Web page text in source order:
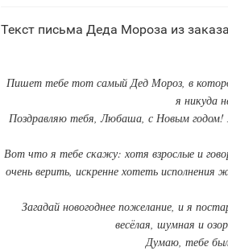
Текст письма Деда Мороза из
Пишет тебе тот самый Дед Мороз, в
я никуда
Поздравляю тебя, Любаша, с Новым годом!
Вот что я тебе скажу: хотя взрослые и
очень верить, искренне хотеть
Загадай новогоднее пожелание, и я
весёлая, шумная и
Думаю, тебе